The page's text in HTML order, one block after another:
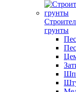
грунты